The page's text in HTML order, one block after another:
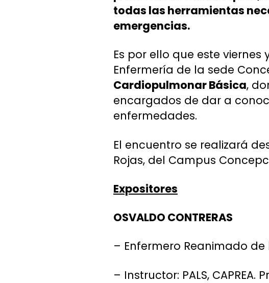
todas las herramientas
emergencias.
Es por ello que este viernes
Enfermería de la sede
Cardiopulmonar Básica,
encargados de dar a
enfermedades.
El encuentro se realizará
Rojas, del Campus
Expositores
OSVALDO CONTRERAS
– Enfermero Reanimado de
– Instructor: PALS, CAPREA.